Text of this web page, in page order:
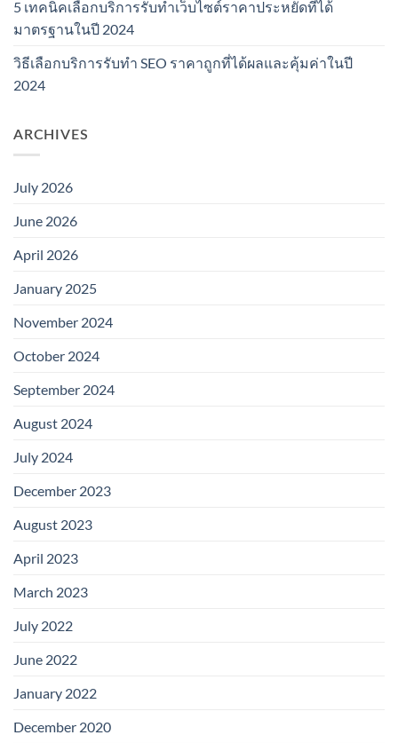
5 เทคนิคเลือกบริการรับทำเว็บไซต์ราคาประหยัดที่ได้
มาตรฐานในปี 2024
วิธีเลือกบริการรับทำ SEO ราคาถูกที่ได้ผลและคุ้มค่าในปี
2024
ARCHIVES
July 2026
June 2026
April 2026
January 2025
November 2024
October 2024
September 2024
August 2024
July 2024
December 2023
August 2023
April 2023
March 2023
July 2022
June 2022
January 2022
December 2020